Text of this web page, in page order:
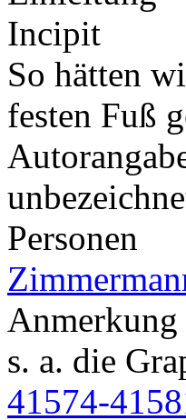
Incipit
So hätten
festen Fuß
Personen
Anmerkung
s. a. die
41574-